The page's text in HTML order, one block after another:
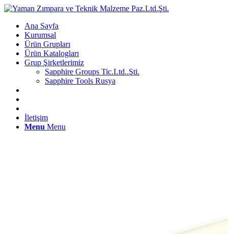
Ana Sayfa
Kurumsal
Ürün Grupları
Ürün Katalogları
Grup Şirketlerimiz
Sapphire Groups Tic.Ltd..Şti.
Sapphire Tools Rusya
İletişim
Menu Menu